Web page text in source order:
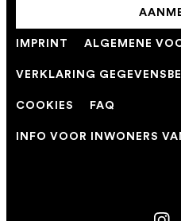
IMPRINT ALGEMENE
VERKLARING
COOKIES FAQ
INFO VOOR INWONERS